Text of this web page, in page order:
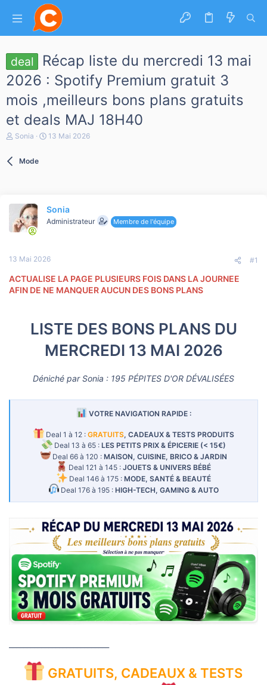
deal
Récap liste du mercredi 13 mai
2026 : Spotify Premium gratuit 3
mois ,meilleurs bons plans gratuits
et deals MAJ 18H40
A
e
a
d
c
s
s
Sonia
D
b
u
13 Mai 2026
Mode
Sonia
Administrateur Membre de l'équipe
13 Mai 2026 #1
ACTUALISE LA PAGE PLUSIEURS FOIS DANS LA JOURNEE
AFIN DE NE MANQUER AUCUN DES BONS PLANS
LISTE DES BONS PLANS DU
MERCREDI 13 MAI 2026
Déniché par Sonia : 195 PÉPITES D'OR DÉVALISÉES
VOTRE NAVIGATION RAPIDE :
Deal 1 à 12 : GRATUITS, CADEAUX & TESTS PRODUITS
Deal 13 à 65 : LES PETITS PRIX & ÉPICERIE (< 15€)
Deal 66 à 120 :MAISON, CUISINE, BRICO & JARDIN
Deal 121 à 145 :JOUETS & UNIVERS BÉBÉ
Deal 146 à 175 : MODE, SANTÉ & BEAUTÉ
Deal 176 à 195 :HIGH-TECH, GAMING & AUTO
GRATUITS, CADEAUX & TESTS